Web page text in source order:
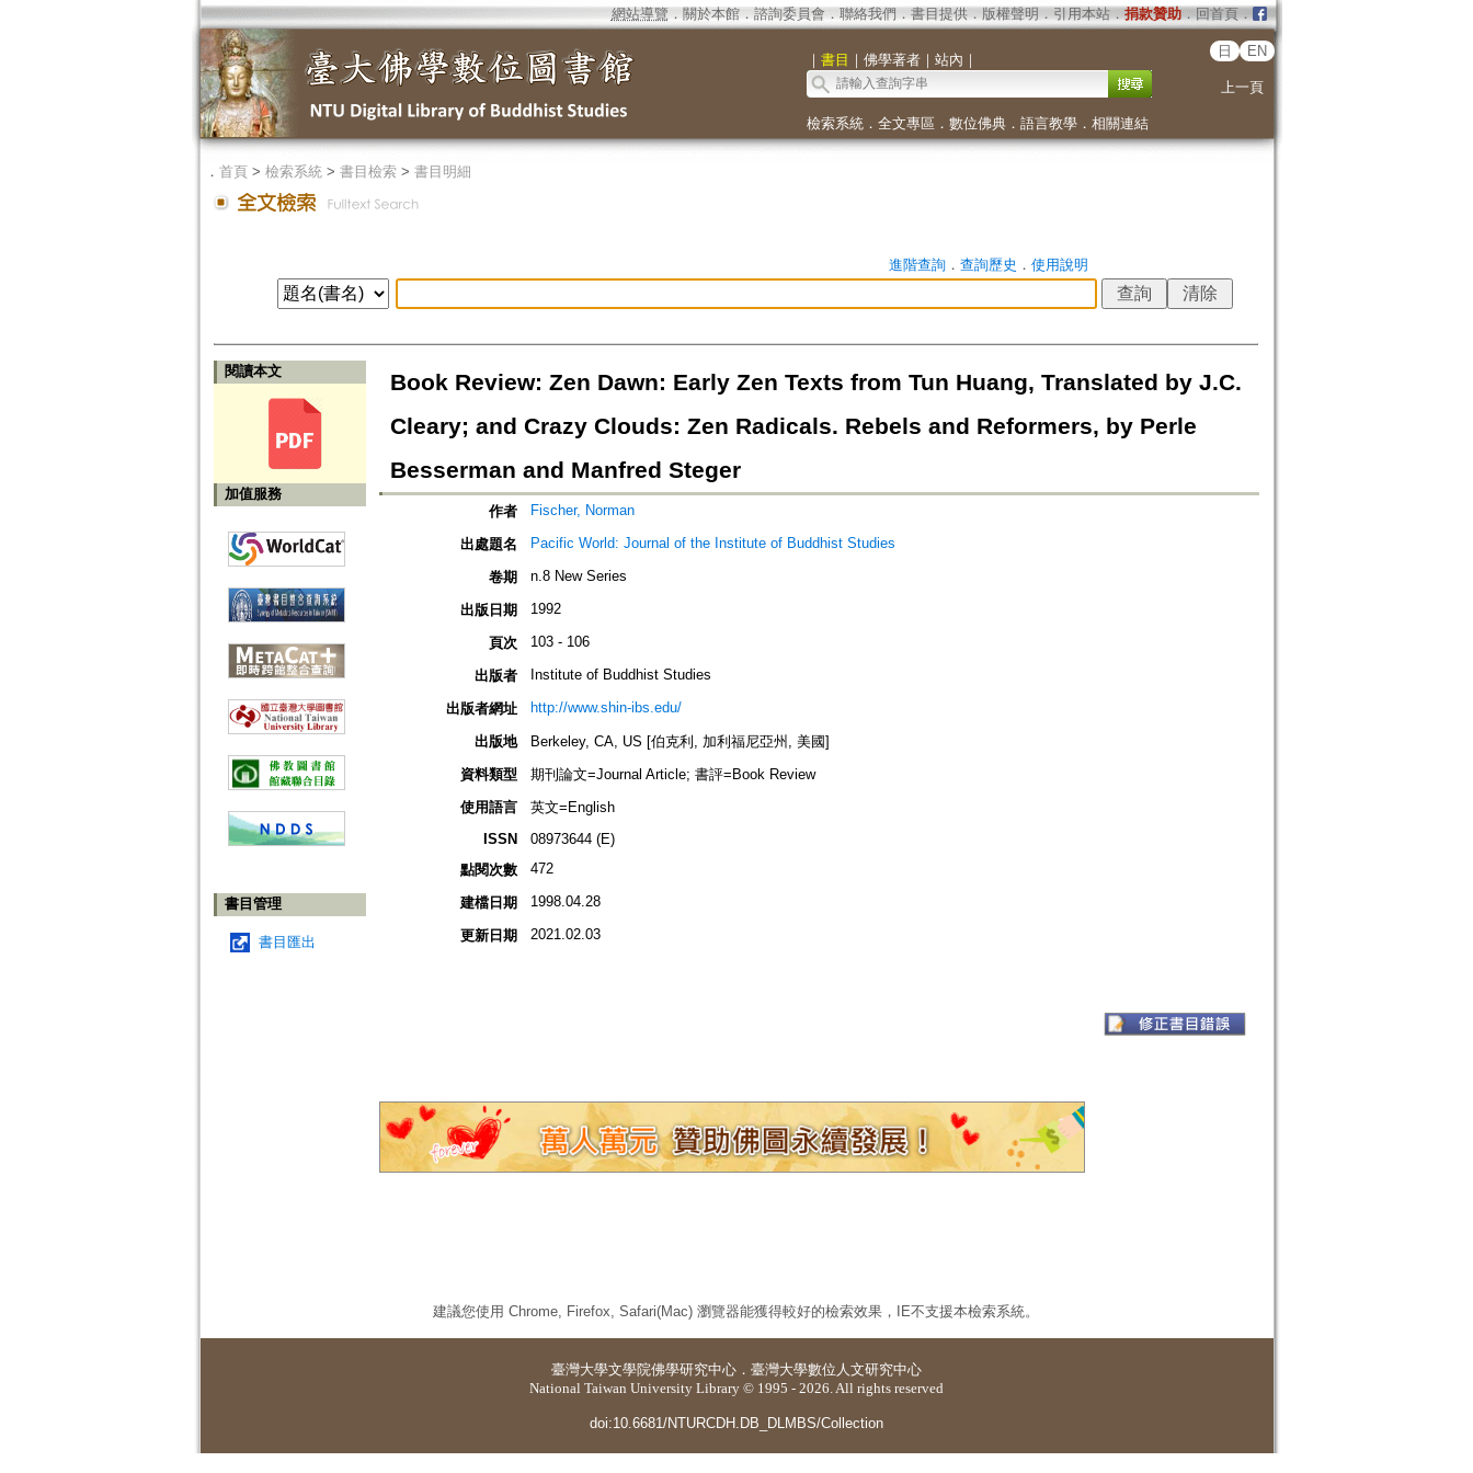
網站導覽 ． 關於本館． 諮詢委員會． 聯絡我們 ． 書目提供． 版權聲明 ． 引用本站． 捐款贊助．回首頁．
｜ 書目 ｜ 佛學著者｜ 站內 ｜
日 EN
上一頁
檢索系統． 全文專區 ． 數位佛典． 語言教學． 相關連結
． 首頁> 檢索系統> 書目檢索> 書目明細
進階查詢． 查詢歷史 ． 使用說明
閱讀本文
加值服務
書目管理
書目匯出
Book Review: Zen Dawn: Early Zen Texts from Tun Huang, Translated by J.C.
Cleary; and Crazy Clouds: Zen Radicals. Rebels and Reformers, by Perle
Besserman and Manfred Steger
作者 Fischer, Norman
出處題名 Pacific World: Journal of the Institute of Buddhist Studies
卷期 n.8 New Series
出版日期 1992
頁次 103 - 106
出版者 Institute of Buddhist Studies
出版者網址 http://www.shin-ibs.edu/
出版地
Berkeley, CA, US [伯克利, 加利福尼亞州, 美國]
資料類型
期刊論文=Journal Article; 書評=Book Review
使用語言
英文=English
ISSN
08973644 (E)
點閱次數
472
建檔日期 1998.04.28
更新日期 2021.02.03
建議您使用 Chrome, Firefox, Safari(Mac) 瀏覽器能獲得較好的檢索效果，IE不支援本檢索系統。
臺灣大學文學院佛學研究中心 ． 臺灣大學數位人文研究中心
National Taiwan University Library © 1995 - 2026. All rights reserved
doi:10.6681/NTURCDH.DB_DLMBS/Collection